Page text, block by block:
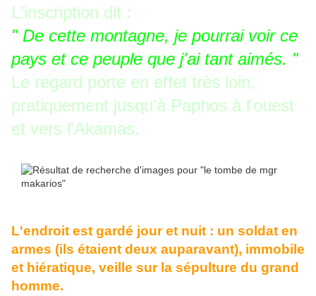
L'inscription dit :
" De cette montagne, je pourrai voir ce
pays et ce peuple que j'ai tant aimés. "
Le regard porte en effet très loin,
pratiquement jusqu'à Paphos à l'ouest
et vers l'Akamas.
L'endroit est gardé jour et nuit : un soldat en
armes (ils étaient deux auparavant), immobile
et hiératique, veille sur la sépulture du grand
homme.